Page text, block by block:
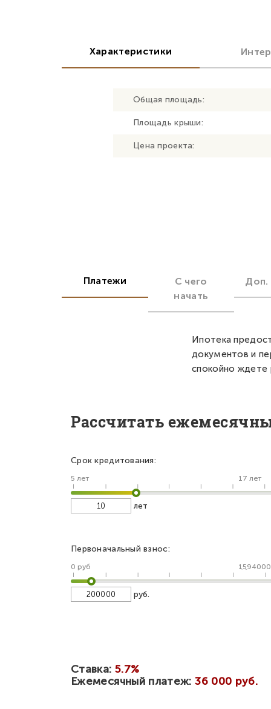
Характеристики
Общая площадь:
Площадь крыши:
Цена проекта:
Платежи
С чего
начать
Доп.
Ипотека
документов и
спокойно ждете
Рассчитать
Срок кредитования:
5 лет 17 лет
лет
Первоначальный взнос:
0 руб
руб.
Ставка: 5.7%
Ежемесячный платеж:36 000 руб.